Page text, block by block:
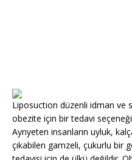
Liposuction düzenli idman ve
obezite için bir tedavi
Ayrıyeten insanların uyluk,
çıkabilen gamzeli, çukurlu bir